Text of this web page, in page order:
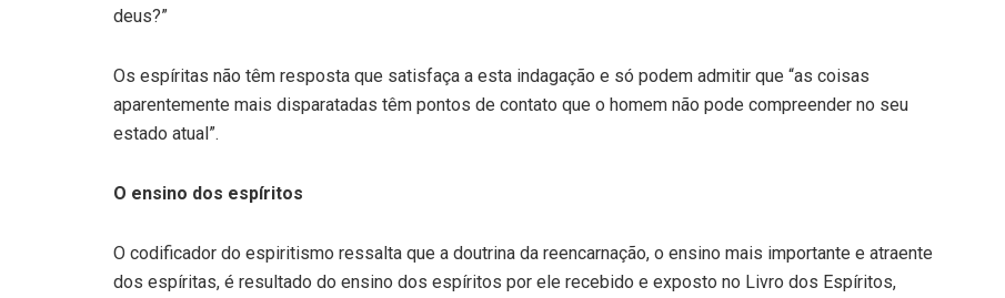
deus?”
Os espíritas não têm resposta que satisfaça a esta indagação e só podem admitir que “as coisas
aparentemente mais disparatadas têm pontos de contato que o homem não pode compreender no seu
estado atual”.
O ensino dos espíritos
O codificador do espiritismo ressalta que a doutrina da reencarnação, o ensino mais importante e atraente
dos espíritas, é resultado do ensino dos espíritos por ele recebido e exposto no Livro dos Espíritos,